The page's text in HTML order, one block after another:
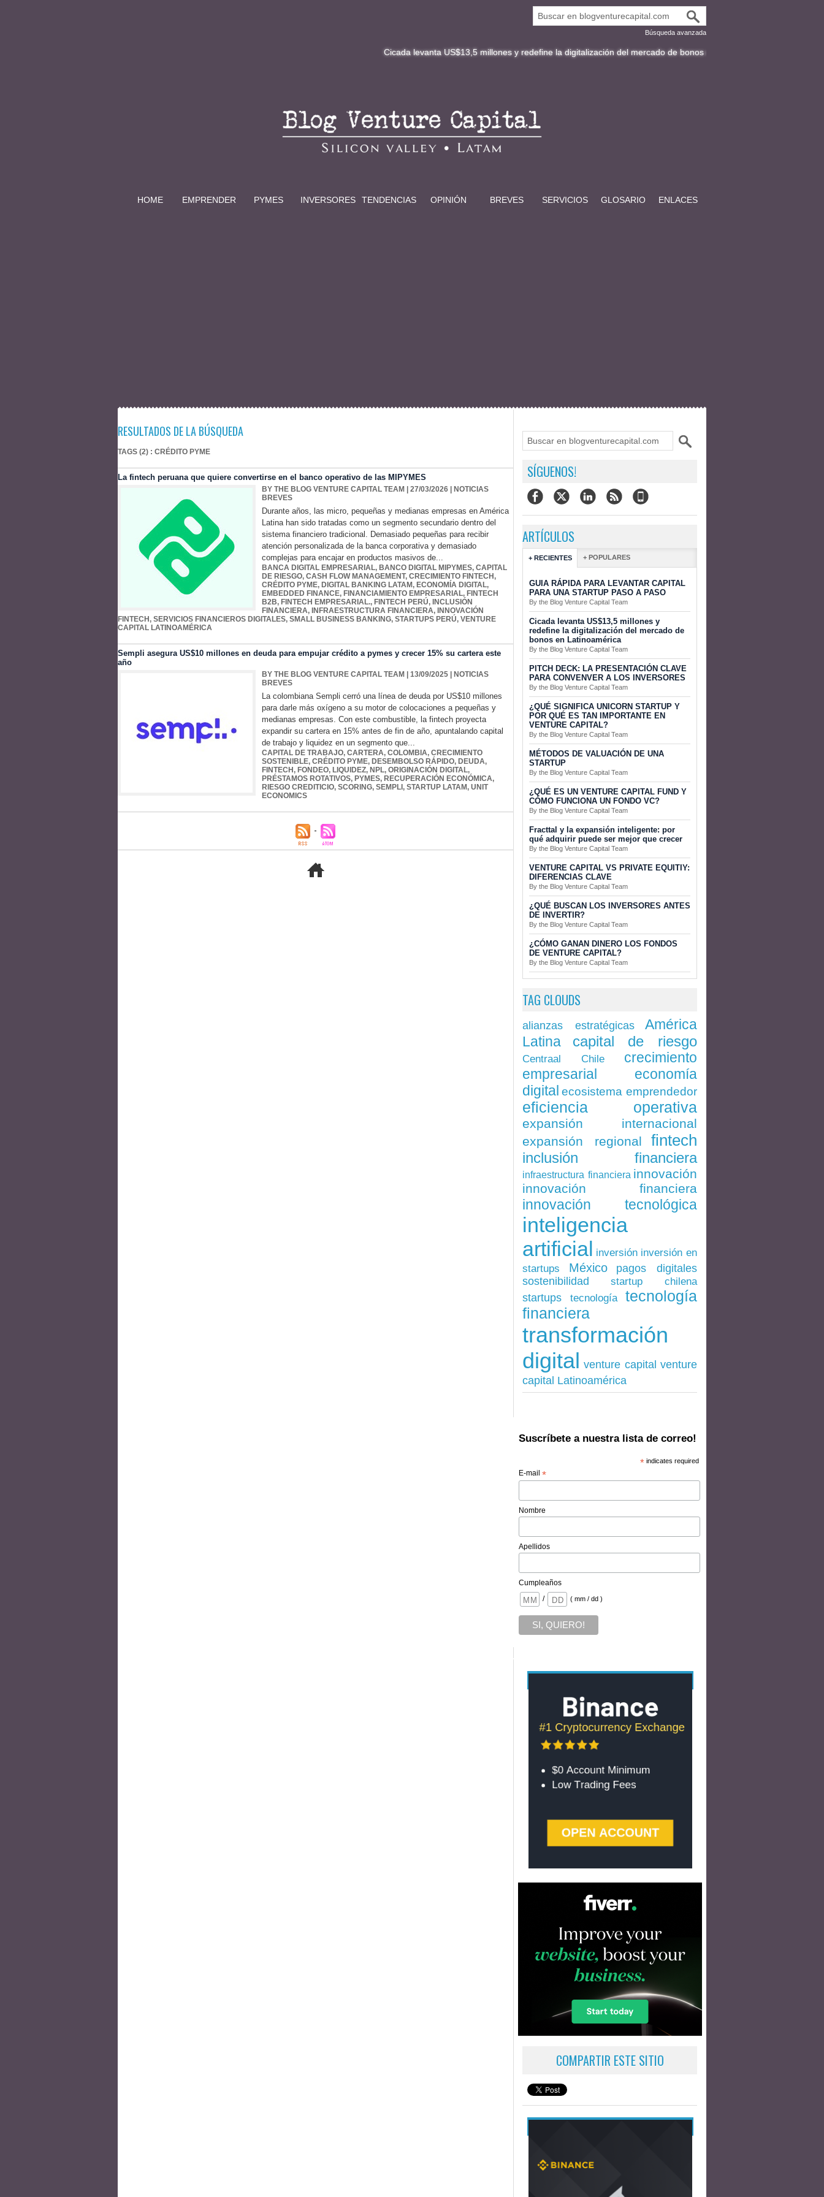
Búsqueda avanzada
Cicada levanta US$13,5 millones y redefine la digitalización del mercado de bonos en Latinoamérica
HOME EMPRENDER PYMES INVERSORES TENDENCIAS OPINIÓN BREVES SERVICIOS GLOSARIO ENLACES
RESULTADOS DE LA BÚSQUEDA
TAGS (2) : CRÉDITO PYME
La fintech peruana que quiere convertirse en el banco operativo de las MIPYMES
BY THE BLOG VENTURE CAPITAL TEAM | 27/03/2026
NOTICIAS
BREVES
Durante años, las micro, pequeñas y medianas empresas en América
Latina han sido tratadas como un segmento secundario dentro del
sistema financiero tradicional. Demasiado pequeñas para recibir
atención personalizada de la banca corporativa y demasiado
complejas para encajar en productos masivos de...
BANCA DIGITAL EMPRESARIAL, BANCO DIGITAL MIPYMES, CAPITAL
DE RIESGO, CASH FLOW MANAGEMENT, CRECIMIENTO FINTECH ,
CRÉDITO PYME, DIGITAL BANKING LATAM, ECONOMÍA DIGITAL,
EMBEDDED FINANCE, FINANCIAMIENTO EMPRESARIAL, FINTECH
B2B, FINTECH EMPRESARIAL., FINTECH PERÚ, INCLUSIÓN
FINANCIERA, INFRAESTRUCTURA FINANCIERA, INNOVACIÓN
FINTECH , SERVICIOS FINANCIEROS DIGITALES, SMALL BUSINESS BANKING, STARTUPS PERÚ, VENTURE
CAPITAL LATINOAMÉRICA
Sempli asegura US$10 millones en deuda para empujar crédito a pymes y crecer 15% su cartera este
año
BY THE BLOG VENTURE CAPITAL TEAM | 13/09/2025
NOTICIAS
BREVES
La colombiana Sempli cerró una línea de deuda por US$10 millones
para darle más oxígeno a su motor de colocaciones a pequeñas y
medianas empresas. Con este combustible, la fintech proyecta
expandir su cartera en 15% antes de fin de año, apuntalando capital
de trabajo y liquidez en un segmento que...
CAPITAL DE TRABAJO, CARTERA, COLOMBIA, CRECIMIENTO
SOSTENIBLE, CRÉDITO PYME, DESEMBOLSO RÁPIDO, DEUDA,
FINTECH , FONDEO, LIQUIDEZ, NPL, ORIGINACIÓN DIGITAL,
PRÉSTAMOS ROTATIVOS, PYMES, RECUPERACIÓN ECONÓMICA,
RIESGO CREDITICIO, SCORING, SEMPLI , STARTUP LATAM, UNIT
ECONOMICS
SÍGUENOS!
ARTÍCULOS
+ RECIENTES + POPULARES
GUIA RÁPIDA PARA LEVANTAR CAPITAL
PARA UNA STARTUP PASO A PASO
By the Blog Venture Capital Team
Cicada levanta US$13,5 millones y
redefine la digitalización del mercado de
bonos en Latinoamérica
By the Blog Venture Capital Team
PITCH DECK: LA PRESENTACIÓN CLAVE
PARA CONVENVER A LOS INVERSORES
By the Blog Venture Capital Team
¿QUÉ SIGNIFICA UNICORN STARTUP Y
POR QUÉ ES TAN IMPORTANTE EN
VENTURE CAPITAL?
By the Blog Venture Capital Team
MÉTODOS DE VALUACIÓN DE UNA
STARTUP
By the Blog Venture Capital Team
¿QUÉ ES UN VENTURE CAPITAL FUND Y
CÓMO FUNCIONA UN FONDO VC?
By the Blog Venture Capital Team
Fracttal y la expansión inteligente: por
qué adquirir puede ser mejor que crecer
By the Blog Venture Capital Team
VENTURE CAPITAL VS PRIVATE EQUITIY:
DIFERENCIAS CLAVE
By the Blog Venture Capital Team
¿QUÉ BUSCAN LOS INVERSORES ANTES
DE INVERTIR?
By the Blog Venture Capital Team
¿CÓMO GANAN DINERO LOS FONDOS
DE VENTURE CAPITAL?
By the Blog Venture Capital Team
TAG CLOUDS
alianzas estratégicas
América
Latina
capital de riesgo
Centraal Chile
crecimiento
empresarial
economía
digital ecosistema emprendedor
eficiencia operativa
expansión internacional
expansión regional
fintech
inclusión financiera
infraestructura financiera innovación
innovación financiera
innovación tecnológica
inteligencia
artificial inversión inversión en
startups
México pagos digitales
sostenibilidad startup chilena
startups tecnología
tecnología
financiera
transformación
digital venture capital venture
capital Latinoamérica
Suscríbete a nuestra lista de correo!
*indicates required
E-mail*
Nombre
Apellidos
Cumpleaños
/
( mm / dd )
COMPARTIR ESTE SITIO